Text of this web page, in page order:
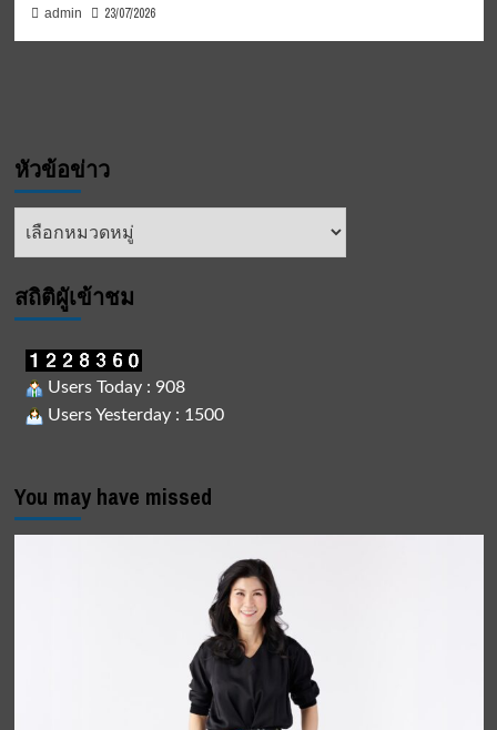
admin 23/07/2026
หัวข้อข่าว
หัวข้อ
สถิติผูัเข้าชม
Users Today : 908
Users Yesterday : 1500
You may have missed